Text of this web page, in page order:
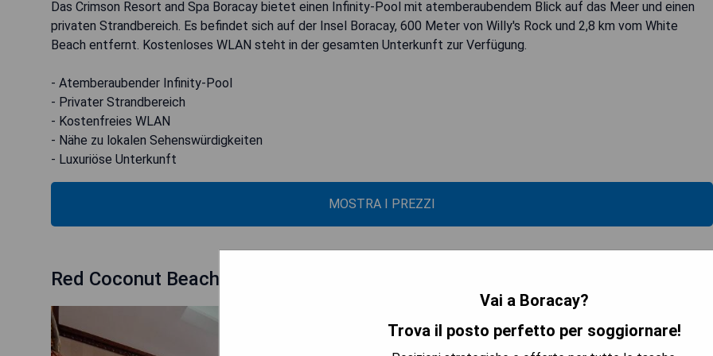
Das Crimson Resort and Spa Boracay bietet einen Infinity-Pool mit atemberaubendem Blick auf das Meer und einen
privaten Strandbereich. Es befindet sich auf der Insel Boracay, 600 Meter von Willy's Rock und 2,8 km vom White
Beach entfernt. Kostenloses WLAN steht in der gesamten Unterkunft zur Verfügung.
- Atemberaubender Infinity-Pool
- Privater Strandbereich
- Kostenfreies WLAN
- Nähe zu lokalen Sehenswürdigkeiten
- Luxuriöse Unterkunft
MOSTRA I PREZZI
Red Coconut Beach Hotel Boracay
Vai a Boracay?
Trova il posto perfetto per soggiornare!